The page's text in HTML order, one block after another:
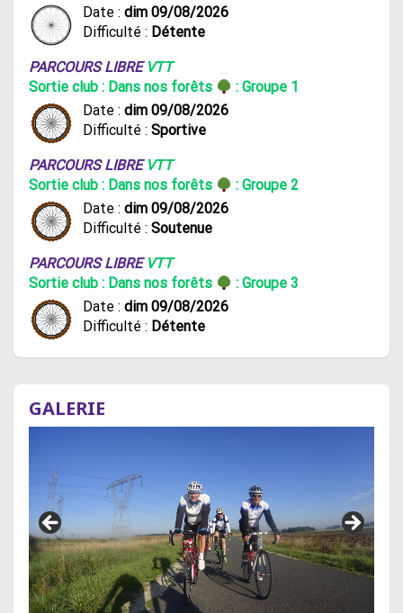
Date : dim 09/08/2026
Difficulté : Détente
PARCOURS LIBRE VTT
Sortie club : Dans nos forêts
: Groupe 1
Date : dim 09/08/2026
Difficulté : Sportive
PARCOURS LIBRE VTT
Sortie club : Dans nos forêts
: Groupe 2
Date : dim 09/08/2026
Difficulté : Soutenue
PARCOURS LIBRE VTT
Sortie club : Dans nos forêts
: Groupe 3
Date : dim 09/08/2026
Difficulté : Détente
GALERIE